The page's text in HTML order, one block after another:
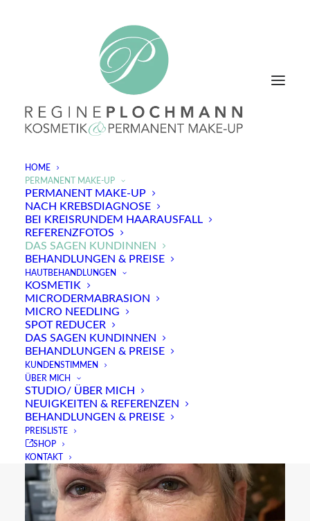
HOME
PERMANENT MAKE-UP
PERMANENT MAKE-UP
NACH KREBSDIAGNOSE
BEI KREISRUNDEM HAARAUSFALL
REFERENZFOTOS
DAS SAGEN KUNDINNEN
BEHANDLUNGEN & PREISE
HAUTBEHANDLUNGEN
KOSMETIK
MICRODERMABRASION
MICRO NEEDLING
SPOT REDUCER
DAS SAGEN KUNDINNEN
BEHANDLUNGEN & PREISE
KUNDENSTIMMEN
ÜBER MICH
STUDIO/ ÜBER MICH
NEUIGKEITEN & REFERENZEN
BEHANDLUNGEN & PREISE
PREISLISTE
SHOP
KONTAKT
Permanent Make-Up